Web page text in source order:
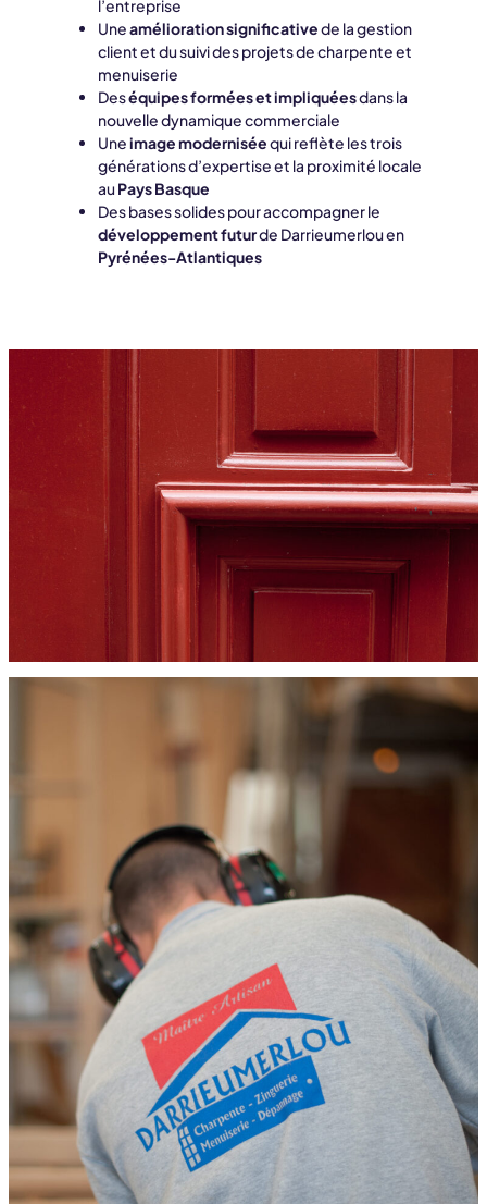
l’entreprise
Uneamélioration significativede la gestion
client et du suivi des projets de charpente et
menuiserie
Deséquipes formées et impliquéesdans la
nouvelle dynamique commerciale
Uneimage moderniséequi reflète les trois
générations d’expertise et la proximité locale
auPays Basque
Des bases solides pour accompagner le
développement futurde Darrieumerlou en
Pyrénées-Atlantiques